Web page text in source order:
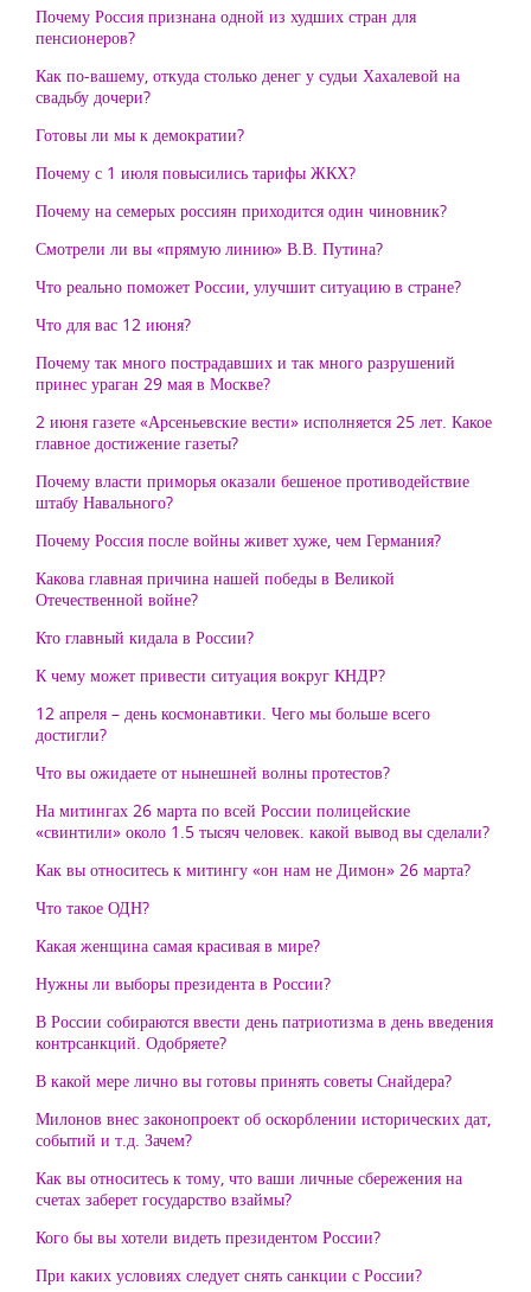
Почему Россия признана одной из худших стран для
пенсионеров?
Как по-вашему, откуда столько денег у судьи Хахалевой на
свадьбу дочери?
Готовы ли мы к демократии?
Почему с 1 июля повысились тарифы ЖКХ?
Почему на семерых россиян приходится один чиновник?
Смотрели ли вы «прямую линию» В.В. Путина?
Что реально поможет России, улучшит ситуацию в стране?
Что для вас 12 июня?
Почему так много пострадавших и так много разрушений
принес ураган 29 мая в Москве?
2 июня газете «Арсеньевские вести» исполняется 25 лет. Какое
главное достижение газеты?
Почему власти приморья оказали бешеное противодействие
штабу Навального?
Почему Россия после войны живет хуже, чем Германия?
Какова главная причина нашей победы в Великой
Отечественной войне?
Кто главный кидала в России?
К чему может привести ситуация вокруг КНДР?
12 апреля – день космонавтики. Чего мы больше всего
достигли?
Что вы ожидаете от нынешней волны протестов?
На митингах 26 марта по всей России полицейские
«свинтили» около 1.5 тысяч человек. какой вывод вы сделали?
Как вы относитесь к митингу «он нам не Димон» 26 марта?
Что такое ОДН?
Какая женщина самая красивая в мире?
Нужны ли выборы президента в России?
В России собираются ввести день патриотизма в день введения
контрсанкций. Одобряете?
В какой мере лично вы готовы принять советы Снайдера?
Милонов внес законопроект об оскорблении исторических дат,
событий и т.д. Зачем?
Как вы относитесь к тому, что ваши личные сбережения на
счетах заберет государство взаймы?
Кого бы вы хотели видеть президентом России?
При каких условиях следует снять санкции с России?